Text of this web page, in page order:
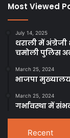
Most Viewed
July 14, 2025
थराली में
चमोली पुलिस
March 25, 2024
भाजपा
March 25, 2024
गर्भावस्था में
Recent